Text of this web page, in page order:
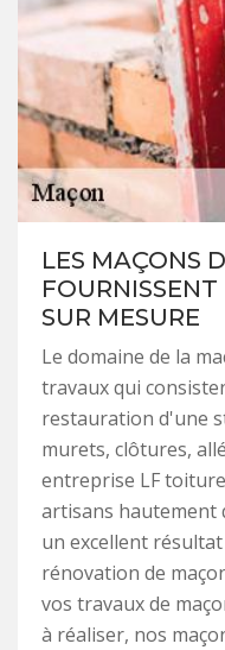
LES MAÇONS
SUR MESURE
Le domaine de la
travaux qui
restauration d'une
murets, clôtures,
entreprise LF
artisans hautement
un excellent
rénovation de
vos travaux de
à réaliser, nos